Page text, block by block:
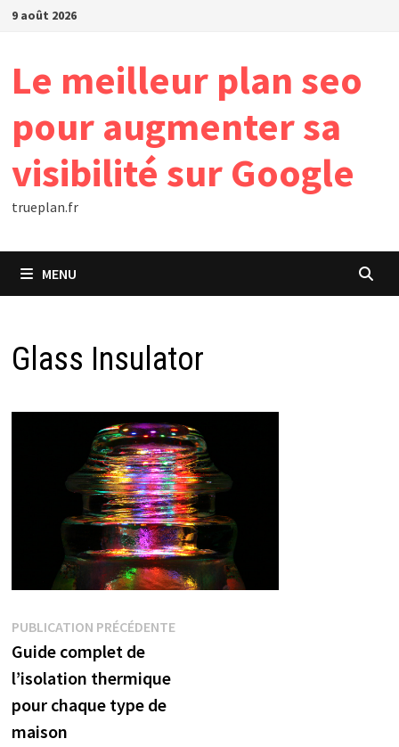
Passer
9 août 2026
Le meilleur plan seo
pour augmenter sa
visibilité sur Google
trueplan.fr
MENU
Glass Insulator
Navigation
de
l’article
PUBLICATION PRÉCÉDENTEPublication
Guide complet de
l’isolation thermique
pour chaque type de
maison